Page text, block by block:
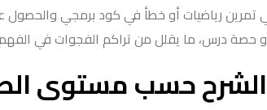
تمرين رياضيات أو خطأ في كود برمجي
حصة درس، ما يقلل من تراكم الفجوات في
حسب مستوى